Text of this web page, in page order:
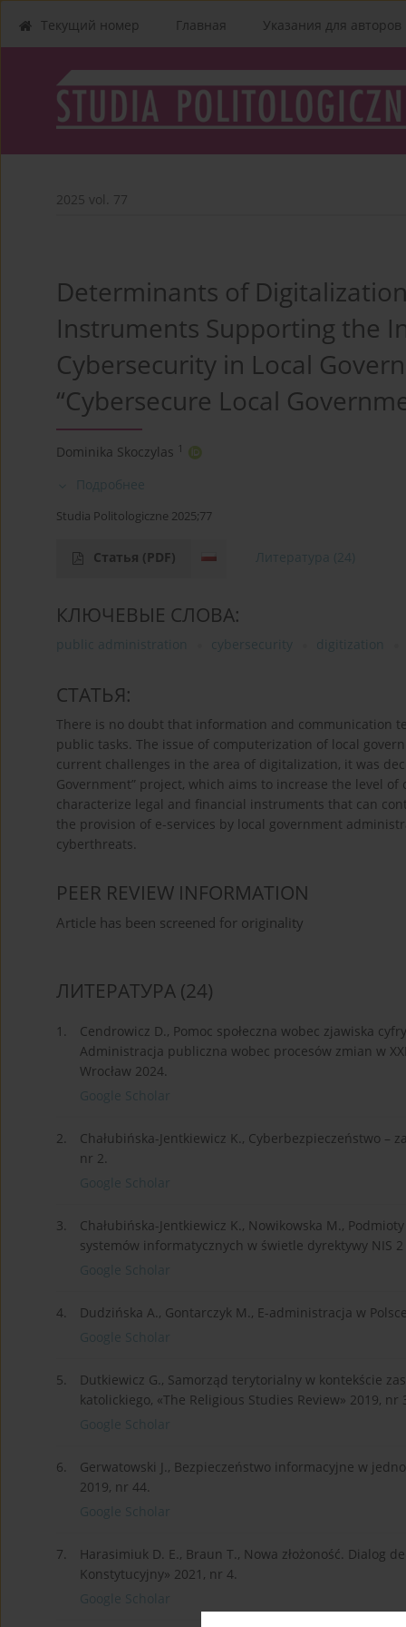
Текущий номер Главная Указания для aвторов
2025 vol. 77
Determinants of
Instruments Supporting the
Cybersecurity in Local
“Cybersecure Local
Dominika Skoczylas 1
Подробнее
Studia Politologiczne 2025;77
Статья (PDF) Литература (24)
КЛЮЧЕВЫЕ СЛОВА:
public administration cybersecurity digitization
СТАТЬЯ:
There is no doubt that information and communication
public tasks. The issue of computerization of local
current challenges in the area of digitalization, it was
Government” project, which aims to increase the level
characterize legal and financial instruments that can
the provision of e-services by local government
cyberthreats.
PEER REVIEW INFORMATION
Article has been screened for originality
ЛИТЕРАТУРА (24)
1.
Cendrowicz D., Pomoc społeczna wobec zjawiska
Administracja publiczna wobec procesów zmian w
Wrocław 2024.
Google Scholar
2.
Chałubińska-Jentkiewicz K., Cyberbezpieczeństwo –
nr 2.
Google Scholar
3.
Chałubińska-Jentkiewicz K., Nowikowska M.,
systemów informatycznych w świetle dyrektywy NIS
Google Scholar
4.
Dudzińska A., Gontarczyk M., E-administracja w
Google Scholar
5.
Dutkiewicz G., Samorząd terytorialny w kontekście
katolickiego, «The Religious Studies Review» 2019, nr
Google Scholar
6.
Gerwatowski J., Bezpieczeństwo informacyjne w
2019, nr 44.
Google Scholar
7.
Harasimiuk D. E., Braun T., Nowa złożoność. Dialog
Konstytucyjny» 2021, nr 4.
Google Scholar